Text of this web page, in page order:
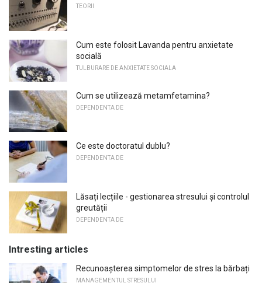
TEORII
Cum este folosit Lavanda pentru anxietate
socială
TULBURARE DE ANXIETATE SOCIALA
Cum se utilizează metamfetamina?
DEPENDENTA DE
Ce este doctoratul dublu?
DEPENDENTA DE
Lăsați lecțiile - gestionarea stresului și controlul
greutății
DEPENDENTA DE
Intresting articles
Recunoașterea simptomelor de stres la bărbați
MANAGEMENTUL STRESULUI